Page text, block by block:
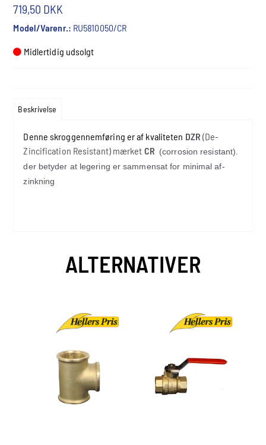
719,50 DKK
Model/Varenr.: RU5810050/CR
Midlertidig udsolgt
Beskrivelse
Denne skroggennemføring er af kvaliteten DZR (De-
Zincification Resistant) mærket CR (corrosion resistant).
der betyder at legering er sammensat for minimal af-
zinkning
ALTERNATIVER